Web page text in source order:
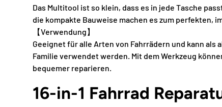
Das Multitool ist so klein, dass es in jede Tasche
die kompakte Bauweise machen es zum perfekten,
【Verwendung】
Geeignet für alle Arten von Fahrrädern und kann als
Familie verwendet werden. Mit dem Werkzeug
bequemer reparieren.
16-in-1 Fahrrad